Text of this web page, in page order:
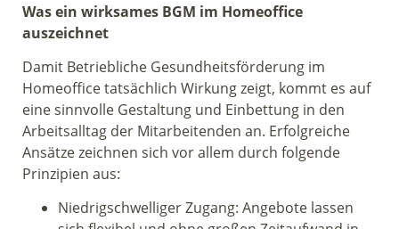
Was ein wirksames BGM im Homeoffice
auszeichnet
Damit Betriebliche Gesundheitsförderung im
Homeoffice tatsächlich Wirkung zeigt, kommt es auf
eine sinnvolle Gestaltung und Einbettung in den
Arbeitsalltag der Mitarbeitenden an. Erfolgreiche
Ansätze zeichnen sich vor allem durch folgende
Prinzipien aus:
Niedrigschwelliger Zugang: Angebote lassen